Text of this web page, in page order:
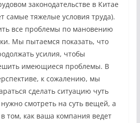
законодательстве в Китае
самые тяжелые условия труда).
все проблемы по мановению
Мы пытаемся показать, что
усилия, чтобы
имеющиеся проблемы. В
к сожалению, мы
сделать ситуацию чуть
смотреть на суть вещей, а
том, как ваша компания ведет